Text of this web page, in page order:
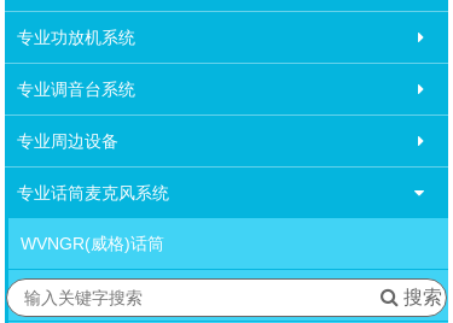
专业功放机系统
专业调音台系统
专业周边设备
专业话筒麦克风系统
WVNGR(威格)话筒
美国SHURE(舒尔)话筒 搜索